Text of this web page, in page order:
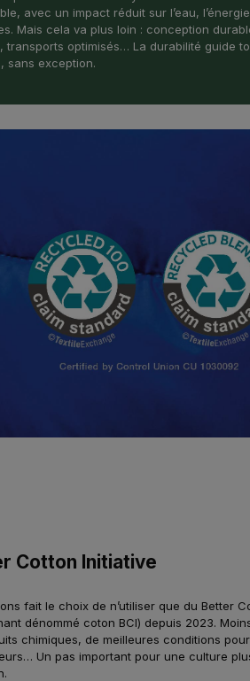
avec un impact réduit sur l’eau,
Mais cela va plus loin : conception
transports optimisés… La durabilité guide
sans exception.
Cotton Initiative
fait le choix de n’utiliser que du Better
dénommé coton BCI) depuis 2023.
chimiques, de meilleures conditions
Un pas important pour une culture